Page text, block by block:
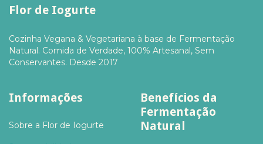
Flor de Iogurte
Cozinha Vegana & Vegetariana à base de Fermentação
Natural. Comida de Verdade, 100% Artesanal, Sem
Conservantes. Desde 2017
Informações
Sobre a Flor de Iogurte
Benefícios da
Fermentação
Natural